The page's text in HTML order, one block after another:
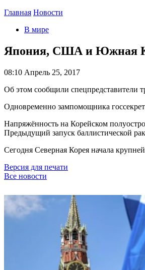
Главная Новости
В мире
Япония, США и Южная
08:10 Апрель 25, 2017
Об этом сообщили спецпредставители
Одновременно зампомощника
Напряжённость на Корейском
Предыдущий запуск баллистической
Сегодня Северная Корея начала
Версия для печати
Все новости